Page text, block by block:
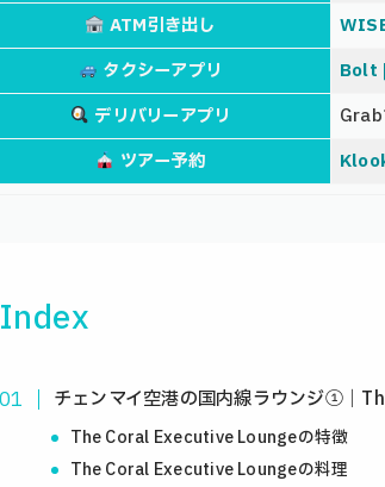
ATM引き出し
タクシーアプリ
Bolt
デリバリーアプリ
Grab
ツアー予約
Index
チェンマイ空港の国内線ラウンジ①｜
The Coral Executive Loungeの特徴
The Coral Executive Loungeの料理